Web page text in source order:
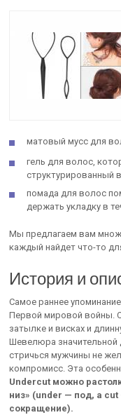
матовый мусс для
гель для волос,
структурированный
помада для волос
держать укладку в
Мы предлагаем вам
каждый найдет что-то
История и
Самое раннее
Первой мировой войны.
затылке и висках и
Шевелюра
стричься мужчины не
компромисс. Эта
Undercut можно
низ» (under — под, а cut
сокращение).